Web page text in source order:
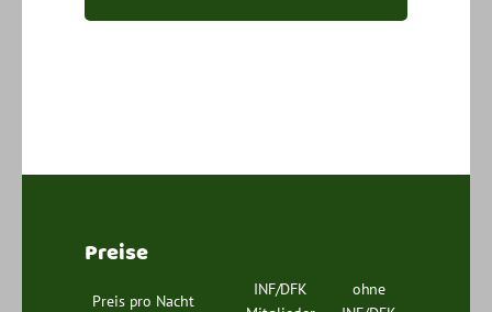
Preise
Preis pro Nacht
INF/DFK
ohne